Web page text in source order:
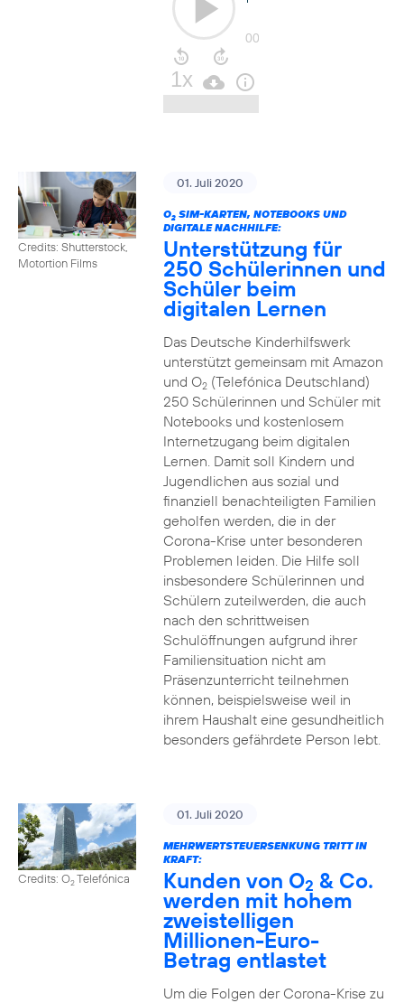
Credits: Shutterstock,
Motortion Films
01. Juli 2020
O2SIM-KARTEN, NOTEBOOKS UND
DIGITALE NACHHILFE:
Unterstützung für
250 Schülerinnen und
Schüler beim
digitalen Lernen
Das Deutsche Kinderhilfswerk
unterstützt gemeinsam mit Amazon
und O2(Telefónica Deutschland)
250 Schülerinnen und Schüler mit
Notebooks und kostenlosem
Internetzugang beim digitalen
Lernen. Damit soll Kindern und
Jugendlichen aus sozial und
finanziell benachteiligten Familien
geholfen werden, die in der
Corona-Krise unter besonderen
Problemen leiden. Die Hilfe soll
insbesondere Schülerinnen und
Schülern zuteilwerden, die auch
nach den schrittweisen
Schulöffnungen aufgrund ihrer
Familiensituation nicht am
Präsenzunterricht teilnehmen
können, beispielsweise weil in
ihrem Haushalt eine gesundheitlich
besonders gefährdete Person lebt.
Credits: O2Telefónica
01. Juli 2020
MEHRWERTSTEUERSENKUNG TRITT IN
KRAFT:
Kunden von O2 & Co.
werden mit hohem
zweistelligen
Millionen-Euro-
Betrag entlastet
Um die Folgen der Corona-Krise zu